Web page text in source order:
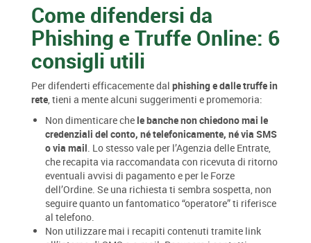
Come difendersi da
Phishing e Truffe Online: 6
consigli utili
Per difenderti efficacemente dal phishing e dalle truffe in
rete, tieni a mente alcuni suggerimenti e promemoria:
Non dimenticare che le banche non chiedono mai le
credenziali del conto, né telefonicamente, né via SMS
o via mail. Lo stesso vale per l’Agenzia delle Entrate,
che recapita via raccomandata con ricevuta di ritorno
eventuali avvisi di pagamento e per le Forze
dell’Ordine. Se una richiesta ti sembra sospetta, non
seguire quanto un fantomatico “operatore” ti riferisce
al telefono.
Non utilizzare mai i recapiti contenuti tramite link